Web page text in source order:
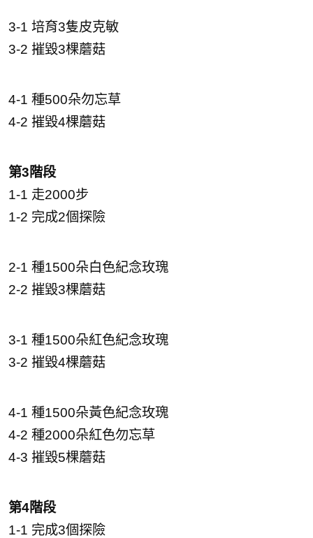
3-1 培育3隻皮克敏
3-2 摧毀3棵蘑菇
4-1 種500朵勿忘草
4-2 摧毀4棵蘑菇
第3階段
1-1 走2000步
1-2 完成2個探險
2-1 種1500朵白色紀念玫瑰
2-2 摧毀3棵蘑菇
3-1 種1500朵紅色紀念玫瑰
3-2 摧毀4棵蘑菇
4-1 種1500朵黃色紀念玫瑰
4-2 種2000朵紅色勿忘草
4-3 摧毀5棵蘑菇
第4階段
1-1 完成3個探險